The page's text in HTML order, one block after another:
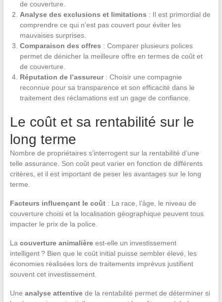
de couverture.
Analyse des exclusions et limitations : Il est primordial de
comprendre ce qui n’est pas couvert pour éviter les
mauvaises surprises.
Comparaison des offres : Comparer plusieurs polices
permet de dénicher la meilleure offre en termes de coût et
de couverture.
Réputation de l’assureur: Choisir une compagnie
reconnue pour sa transparence et son efficacité dans le
traitement des réclamations est un gage de confiance.
Le coût et sa rentabilité sur le
long terme
Nombre de propriétaires s’interrogent sur la rentabilité d’une
telle assurance. Son coût peut varier en fonction de différents
critères, et il est important de peser les avantages sur le long
terme.
Facteurs influençant le coût: La race, l’âge, le niveau de
couverture choisi et la localisation géographique peuvent tous
impacter le prix de la police.
La couverture animalièreest-elle un investissement
intelligent ? Bien que le coût initial puisse sembler élevé, les
économies réalisées lors de traitements imprévus justifient
souvent cet investissement.
Une analyse attentivede la rentabilité permet de déterminer si